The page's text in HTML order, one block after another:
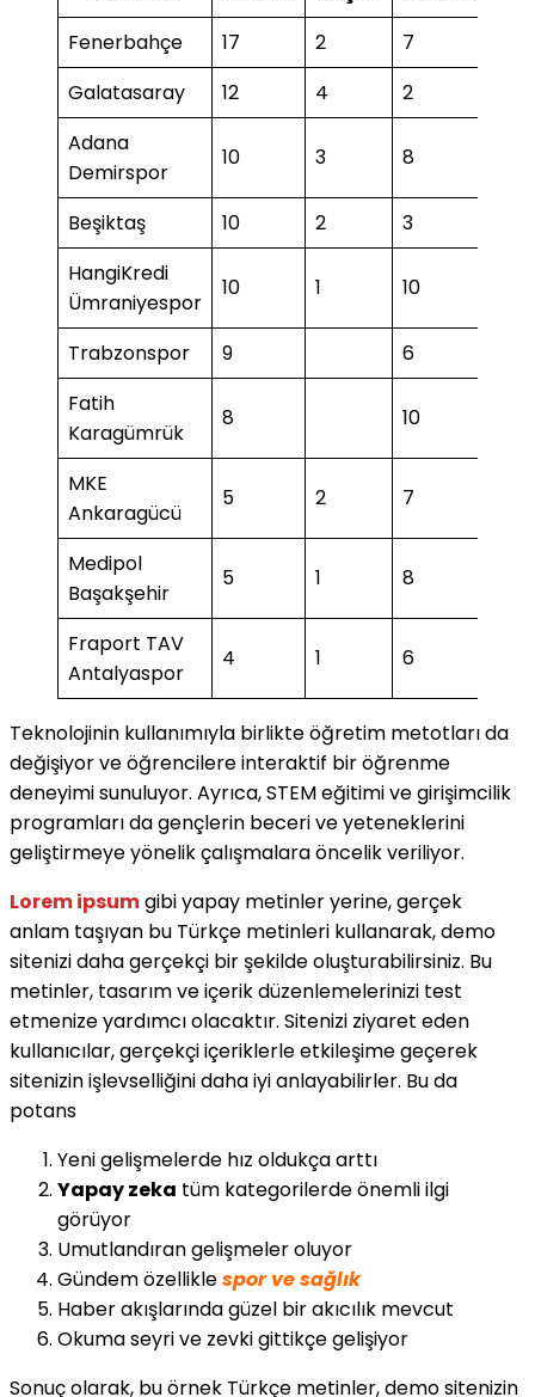
Fenerbahçe
17 2 7
Galatasaray
12 4 2
Adana
Demirspor
10 3 8
Beşiktaş 10 2 3
HangiKredi
Ümraniyespor
10 1 10
Trabzonspor 9
6
Fatih
Karagümrük
8 10
MKE
Ankaragücü
5 2 7
Medipol
Başakşehir
5 1 8
Fraport TAV
Antalyaspor
4 1 6
Teknolojinin kullanımıyla birlikte öğretim metotları da
değişiyor ve öğrencilere interaktif bir öğrenme
deneyimi sunuluyor. Ayrıca, STEM eğitimi ve girişimcilik
programları da gençlerin beceri ve yeteneklerini
geliştirmeye yönelik çalışmalara öncelik veriliyor.
Lorem ipsumgibi yapay metinler yerine, gerçek
anlam taşıyan bu Türkçe metinleri kullanarak, demo
sitenizi daha gerçekçi bir şekilde oluşturabilirsiniz. Bu
metinler, tasarım ve içerik düzenlemelerinizi test
etmenize yardımcı olacaktır. Sitenizi ziyaret eden
kullanıcılar, gerçekçi içeriklerle etkileşime geçerek
sitenizin işlevselliğini daha iyi anlayabilirler. Bu da
potans
Yeni gelişmelerde hız oldukça arttı
Yapay zeka tüm kategorilerde önemli ilgi
görüyor
Umutlandıran gelişmeler oluyor
Gündem özelliklespor ve sağlık
Haber akışlarında güzel bir akıcılık mevcut
Okuma seyri ve zevki gittikçe gelişiyor
Sonuç olarak, bu örnek Türkçe metinler, demo sitenizin